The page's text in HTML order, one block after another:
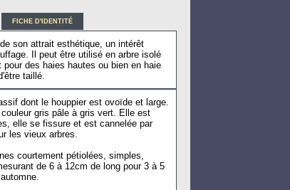
FICHE D'IDENTITÉ
son attrait esthétique, un intérêt
Il peut être utilisé en arbre isolé
des haies hautes ou bien en haie
taillé.
dont le houppier est ovoïde et large.
gris pâle à gris vert. Elle est
elle se fissure et est cannelée par
les vieux arbres.
courtement pétiolées, simples,
de 6 à 12cm de long pour 3 à 5